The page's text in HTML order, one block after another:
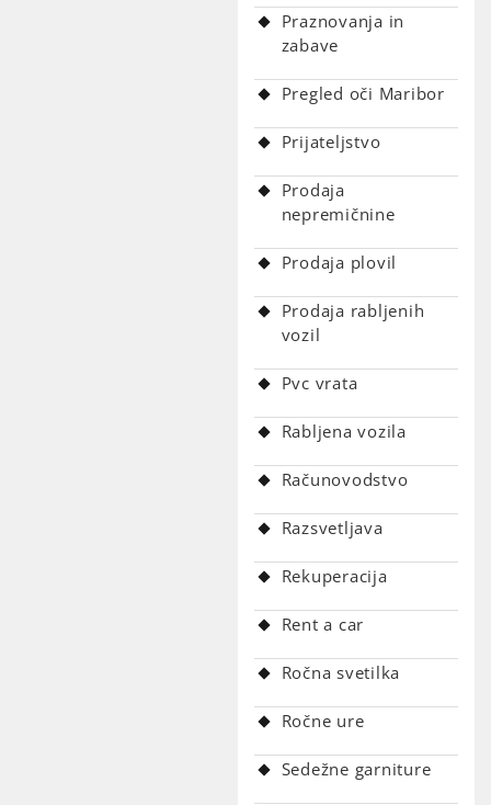
Praznovanja in
zabave
Pregled oči Maribor
Prijateljstvo
Prodaja
nepremičnine
Prodaja plovil
Prodaja rabljenih
vozil
Pvc vrata
Rabljena vozila
Računovodstvo
Razsvetljava
Rekuperacija
Rent a car
Ročna svetilka
Ročne ure
Sedežne garniture